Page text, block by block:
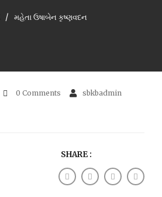
મહેતા ઉષાબેન કૃષ્ણવદન
0 Comments sbkbadmin
SHARE :